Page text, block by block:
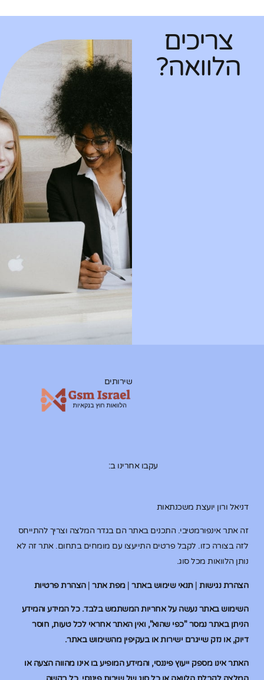
צריכים
הלוואה?
דניאל ורון יועצת משכנתאות
זה אתר אינפורמטיבי. התכנים באתר הם בגדר המלצה וצריך להתייחס
לזה בצורה כזו. לקבל פרטים התייעצו עם מומחים בתחום. אתר זה לא
נותן הלוואות מכל סוג.
הצהרת נגישות|תנאי שימוש באתר|מפת אתר|הצהרת פרטיות
השימוש באתר נעשה על אחריות המשתמש בלבד. כל המידע והמידע
הניתן באתר נמסר "כפי שהוא", ואין האתר אחראי לכל טעות, חוסר
דיוק, או נזק שייגרם ישירות או בעקיפין מהשימוש באתר.
האתר אינו מספק ייעוץ פיננסי, והמידע המופיע בו אינו מהווה הצעה או
שירותים
עקבו אחרינו ב: